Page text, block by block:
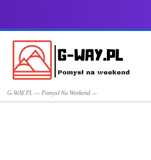
G-WAY.PL — Pomysł Na Weekend —